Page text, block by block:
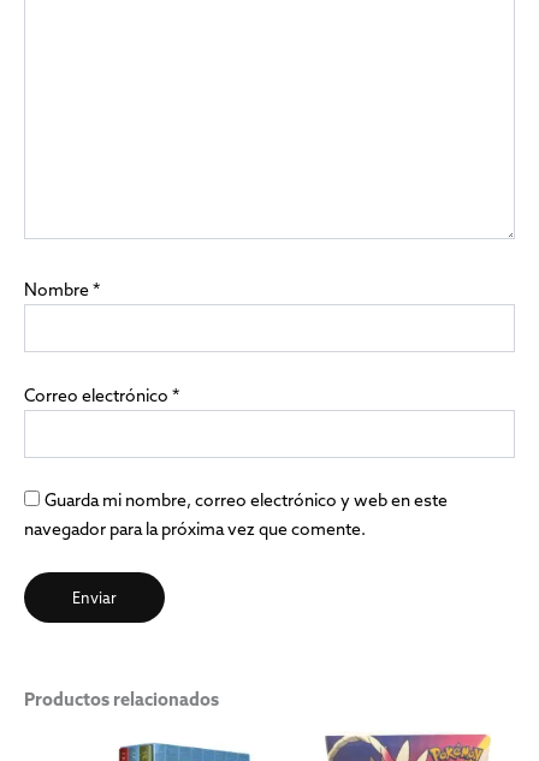
Nombre*
Correo electrónico *
Guarda mi nombre, correo electrónico y web en este
navegador para la próxima vez que comente.
Productos relacionados